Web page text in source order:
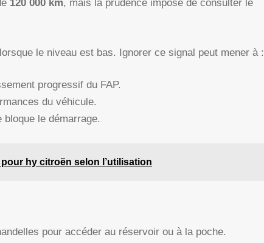
120 000 km, mais la prudence impose de consulter le
le niveau est bas. Ignorer ce signal peut mener à :
progressif du FAP.
du véhicule.
bloque le démarrage.
hy citroën selon l’utilisation
pour accéder au réservoir ou à la poche.